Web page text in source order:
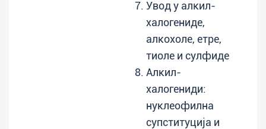
Увод у алкил-
халогениде,
алкохоле, етре,
тиоле и сулфиде
Алкил-
халогениди:
нуклеофилна
супституција и